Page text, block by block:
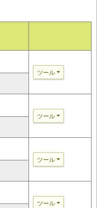
ツール
ツール
ツール
ツール